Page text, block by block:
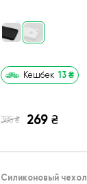
Кешбек 13 ₴
385 ₴ 269 ₴
Силиконовый чехол